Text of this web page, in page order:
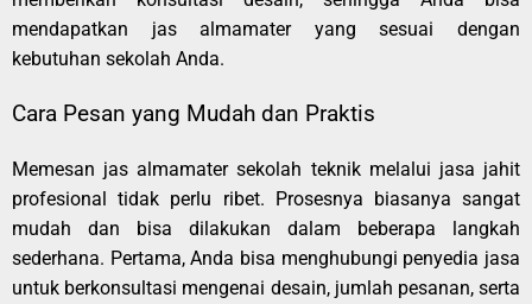
mendapatkan jas almamater yang sesuai dengan
kebutuhan sekolah Anda.
Cara Pesan yang Mudah dan Praktis
Memesan jas almamater sekolah teknik melalui jasa jahit
profesional tidak perlu ribet. Prosesnya biasanya sangat
mudah dan bisa dilakukan dalam beberapa langkah
sederhana. Pertama, Anda bisa menghubungi penyedia jasa
untuk berkonsultasi mengenai desain, jumlah pesanan, serta